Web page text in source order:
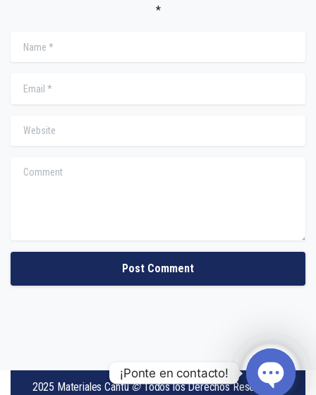
*
Name
Email
Website
Comment
2025 Materiales Cantú©Todos los Derechos Reservados
¡Ponte en contacto!